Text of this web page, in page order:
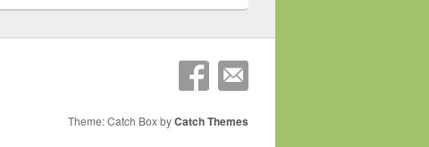
Theme: Catch Box byCatch Themes